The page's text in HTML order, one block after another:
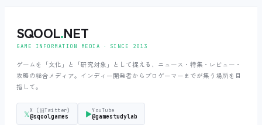
SQOOL.NET
GAME INFORMATION MEDIA ‧ SINCE 2013
ゲームを「文化」と「研究対象」として捉える、ニュース・特集・レビュー・
攻略の総合メディア。インディー開発者からプロゲーマーまでが集う場所を目
指して。
𝕏X (旧Twitter)
@sqoolgames ▶YouTube
@gamestudylab